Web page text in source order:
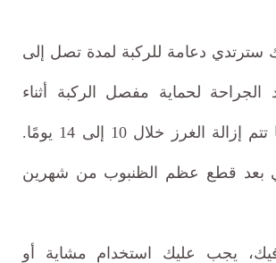
سترتدي دعامة للركبة لمدة تصل إلى
الجراحة لحماية مفصل الركبة أثناء
تعافيك. عادةً ما تتم إزالة الغرز خلال 10 إلى 14 يومًا.
بعد قطع عظم الظنبوب من شهرين
يجب عليك استخدام مشاية أو